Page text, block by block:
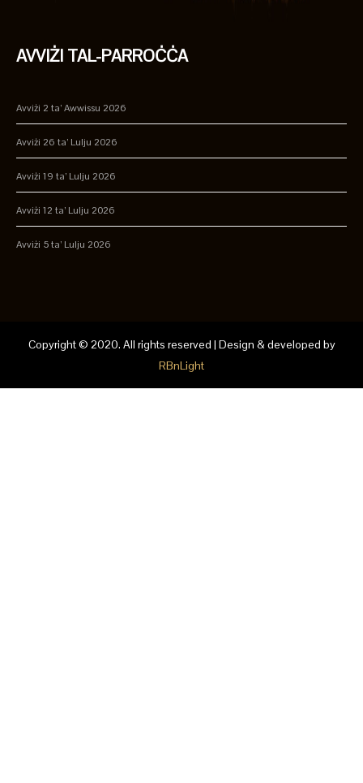
AVVIŻI TAL-PARROĊĊA
Avviżi 2 ta’ Awwissu 2026
Avviżi 26 ta’ Lulju 2026
Avviżi 19 ta’ Lulju 2026
Avviżi 12 ta’ Lulju 2026
Avviżi 5 ta’ Lulju 2026
Copyright © 2020. All rights reserved | Design & developed by
RBnLight